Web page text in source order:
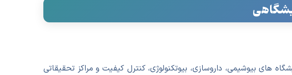
های بیوشیمی، داروسازی، بیوتکنولوژی، کنترل کیفیت و مراکز تحقیقاتی